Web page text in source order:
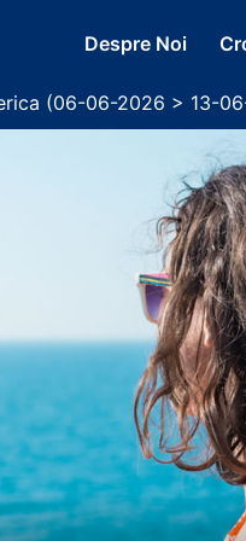
Despre Noi
(06-06-2026 > 13-